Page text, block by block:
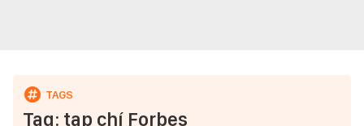
Tag: tạp chí Forbes